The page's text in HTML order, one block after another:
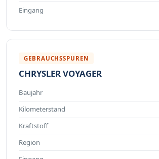
Eingang
GEBRAUCHSSPUREN
CHRYSLER VOYAGER
Baujahr
Kilometerstand
Kraftstoff
Region